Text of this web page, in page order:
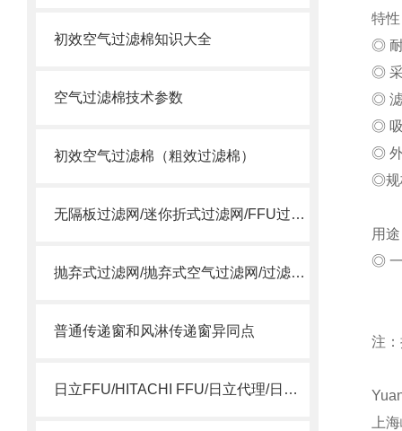
初效空气过滤棉知识大全
空气过滤棉技术参数
初效空气过滤棉（粗效过滤棉）
无隔板过滤网/迷你折式过滤网/FFU过滤网
抛弃式过滤网/抛弃式空气过滤网/过滤送风口/一体式过滤箱
普通传递窗和风淋传递窗异同点
日立FFU/HITACHI FFU/日立代理/日立15SSQS
特
◎
◎ 采
◎ 滤
◎ 吸
◎ 外
◎
用
◎ 一
注
上